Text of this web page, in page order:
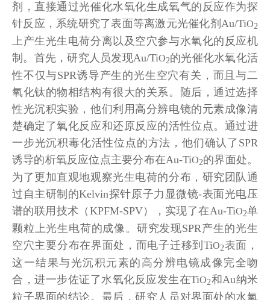
剂，直接通过光催化水氧化生成氧气的反应作为探
针反应，系统研究了表面等离激元光催化剂Au/TiO2
上产生光生电荷分离以及空穴参与水氧化的反应机
制。首先，研究人员发现Au/TiO2的光催化水氧化活
性不仅与SPR诱导产生的光生空穴有关，而且与二
氧化钛的物相结构有很大的关系。随后，通过选择
性光沉积实验，他们利用高分辨电镜的元素成像清
楚确定了氧化反应和还原反应的活性位点。通过进
一步光沉积毒化活性位点的方法，他们确认了SPR
诱导的析氧反应位点主要分布在Au-TiO2的界面处。
为了更加直观地观察光生电荷的分布，研究团队通
过自主研制的Kelvin探针原子力显微镜-表面光电压
谱的联用技术（KPFM-SPV），实现了在Au-TiO2单
颗粒上光生电荷的成像。研究发现SPR产生的光生
空穴主要分布在界面处，而电子迁移到TiO2表面，
这一结果与光沉积元素的高分辨电镜成像完全吻
合，进一步佐证了水氧化反应发生在TiO2和Au纳米
粒子界面的结论。最后，研究人员对界面处的水氧